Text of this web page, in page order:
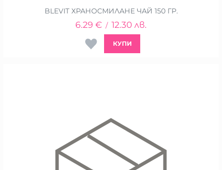
BLEVIT ХРАНОСМИЛАНЕ ЧАЙ 150 ГР.
6.29 € / 12.30 лв.
КУПИ